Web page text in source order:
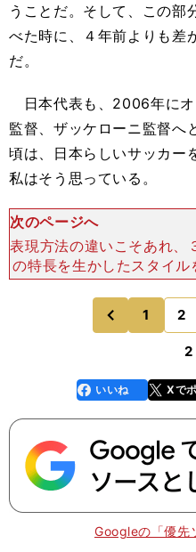
うことだ。そして、この部
べた時に、４年前よりも差
だ。
日本代表も、2006年にオ
監督、ザッケローニ監督へ
頃は、日本らしいサッカー
私はそう思っている。
次のページへ
表現方法の違いこそあれ、
の特長を生かしたスタイ
014年Ｗ杯以降は最先端の
とするあまり、日本人の特
き去りに
前
1 2のページへ
2
faceboo
k
いいね Xで
Googleの「優先